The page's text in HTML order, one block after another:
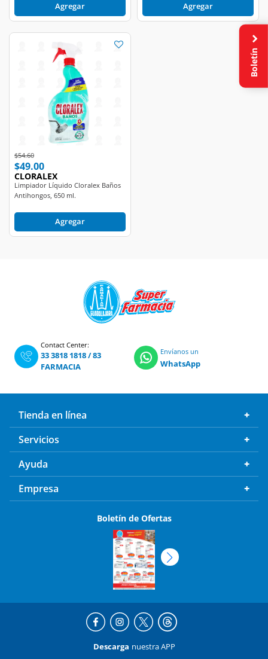
Agregar Agregar
Price reduced from
$54.60to
$49.00
CLORALEX
Limpiador Líquido Cloralex Baños
Antihongos, 650 ml.
Agregar
Contact Center:
33 3818 1818/83
FARMACIA
Envíanos un
WhatsApp
Tienda en línea
Servicios
Ayuda
Empresa
Boletín de Ofertas
Descarga nuestra APP
Boletín